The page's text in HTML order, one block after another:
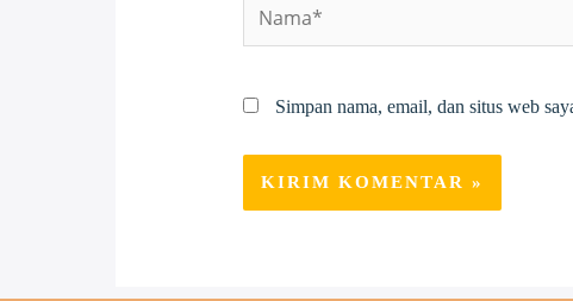
Simpan nama, email, dan situs web